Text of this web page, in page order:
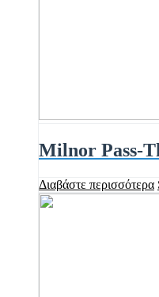
Milnor Pass-
Διαβάστε περισσότερα